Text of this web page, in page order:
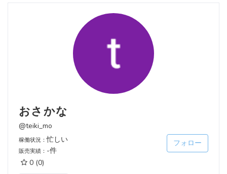
おさかな
@teiki_mo
稼働状況：忙しい
販売実績： -件
0 (0)
フォロー